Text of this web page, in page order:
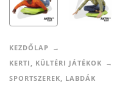
KEZDŐLAP
KERTI, KÜLTÉRI JÁTÉKOK
SPORTSZEREK, LABDÁK